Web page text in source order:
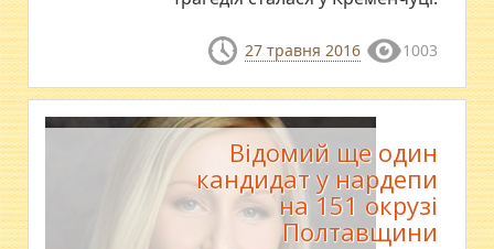
27 травня 2016 1003
Відомий ще один
кандидат у нардепи
на 151 окрузі
Полтавщини